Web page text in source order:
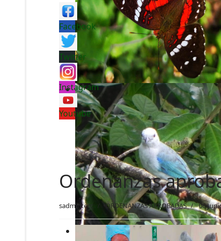
Facebook
Twitter
Instagram
Youtube
Ordenanzas
sadmintecc ORDENANZAS APROBADAS 06